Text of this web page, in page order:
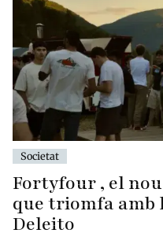
Societat
Fortyfour , el
que triomfa amb
Deleito